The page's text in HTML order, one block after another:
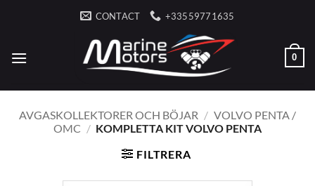
CONTACT +33559771635
0
AVGASKOLLEKTORER OCH BÖJAR / VOLVO PENTA /
OMC / KOMPLETTA KIT VOLVO PENTA
FILTRERA